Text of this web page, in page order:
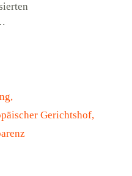
,
Gerichtshof,